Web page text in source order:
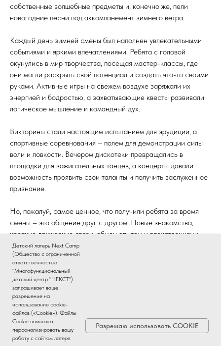
собственные волшебные предметы и, конечно же, пели
новогодние песни под аккомпанемент зимнего ветра.
Каждый день зимней смены был наполнен увлекательными
событиями и яркими впечатлениями. Ребята с головой
окунулись в мир творчества, посещая мастер-классы, где
они могли раскрыть свой потенциал и создать что-то своими
руками. Активные игры на свежем воздухе заряжали их
энергией и бодростью, а захватывающие квесты развивали
логическое мышление и командный дух.
Викторины стали настоящим испытанием для эрудиции, а
спортивные соревнования – полем для демонстрации силы
воли и ловкости. Вечером дискотеки превращались в
площадки для зажигательных танцев, а концерты давали
возможность проявить свои таланты и получить заслуженное
признание.
Но, пожалуй, самое ценное, что получили ребята за время
смены – это общение друг с другом. Новые знакомства,
крепкие дружеские связи, обмен опытом и впечатлениями –
всё это сделало эту зиму поистине незабываемой. Мы
уверены, что зимняя смена по сюжету книги "Шляпа
волшебника" останется в памяти каждого ребенка как яркое
и позитивное событие, наполненное радостью, весельем и
новыми открытиями.
Детский лагерь Next Camp
(Общество с ограниченной
ответственностью
"Многофункциональный
детский центр "НЕКСТ")
запрашивает ваше
разрешение на
использование cookie-
файлов («Cookie»). Файлы
Cookie помогают
персонализировать вашу
работу с сайтом лагеря.
Разрешаю использовать COOKIE